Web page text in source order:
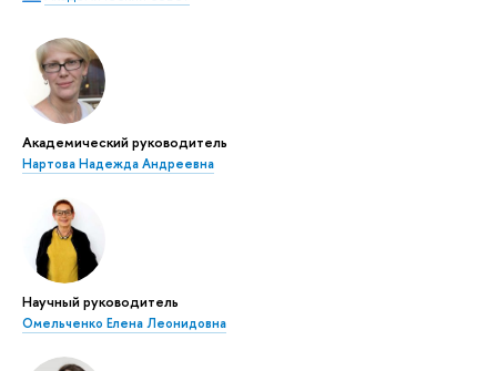
Академический руководитель
Нартова Надежда Андреевна
Научный руководитель
Омельченко Елена Леонидовна